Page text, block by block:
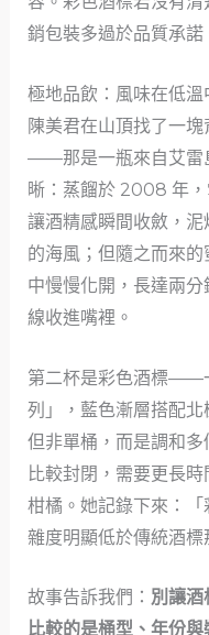
銷包裝多過於品質承諾
極地品飲：風味在低溫
陳美君在山頂找了一
——那是一瓶來自艾雷
晰：蒸餾於 2008 年
讓酒精感瞬間收斂，
的海風；但隨之而來
中慢慢化開，長達兩
線收進嘴裡。
第二杯是彩色酒標——
列」，藍色漸層搭配北
但非單桶，而是調和
比較封閉，需要更長
柑橘。她記錄下來：
雜度明顯低於傳統酒標
故事告訴我們： 別讓酒
比較的是桶型、年份與